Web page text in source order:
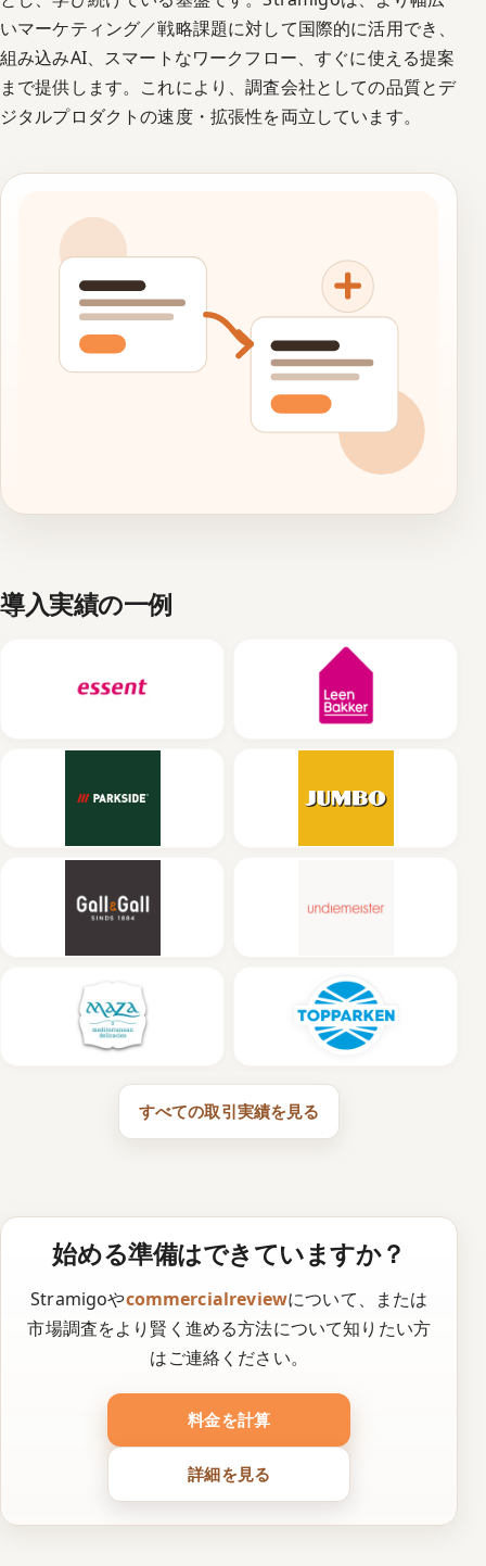
いマーケティング／戦略課題に対して国際的に活用でき、
組み込みAI、スマートなワークフロー、すぐに使える提案
まで提供します。これにより、調査会社としての品質とデ
ジタルプロダクトの速度・拡張性を両立しています。
導入実績の一例
すべての取引実績を見る
始める準備はできていますか？
Stramigoやcommercialreviewについて、または
市場調査をより賢く進める方法について知りたい方
はご連絡ください。
料金を計算
詳細を見る